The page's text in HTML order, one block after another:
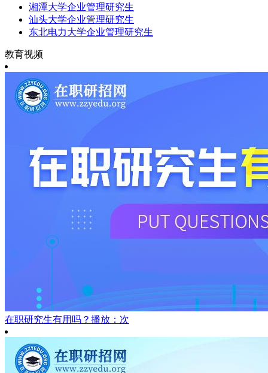
湘潭大学企业管理研究生
汕头大学企业管理研究生
东北电力大学企业管理研究生
教育视频
在职研究生有用吗？ 播放：次